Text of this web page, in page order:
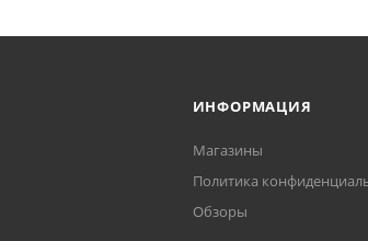
ИНФОРМАЦИЯ
Магазины
Политика
Обзоры